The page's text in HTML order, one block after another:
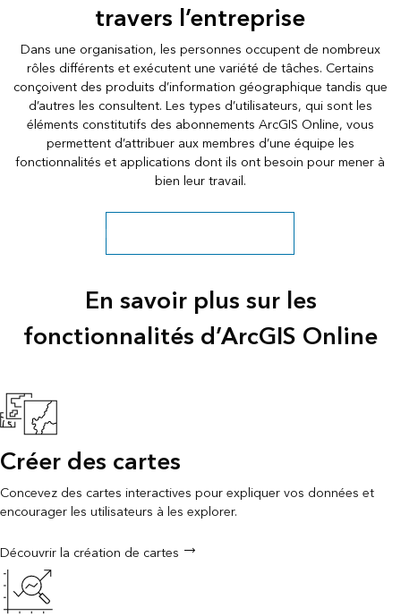
travers l’entreprise
Dans une organisation, les personnes occupent de nombreux
rôles différents et exécutent une variété de tâches. Certains
conçoivent des produits d’information géographique tandis que
d’autres les consultent. Les types d’utilisateurs, qui sont les
éléments constitutifs des abonnements ArcGIS Online, vous
permettent d’attribuer aux membres d’une équipe les
fonctionnalités et applications dont ils ont besoin pour mener à
bien leur travail.
Découvrir les types d’utilisateurs
En savoir plus sur les
fonctionnalités d’ArcGIS Online
Créer des cartes
Concevez des cartes interactives pour expliquer vos données et
encourager les utilisateurs à les explorer.
Découvrir la création de cartes